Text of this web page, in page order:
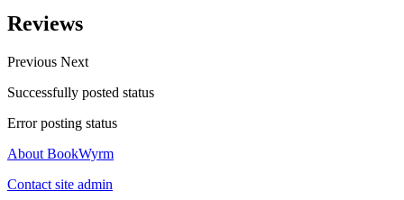
Reviews
Previous Next
Successfully posted status
Error posting status
About BookWyrm
Contact site admin